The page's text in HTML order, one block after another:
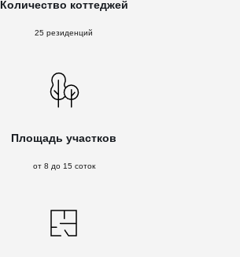
Количество коттеджей
25 резиденций
Площадь участков
от 8 до 15 соток